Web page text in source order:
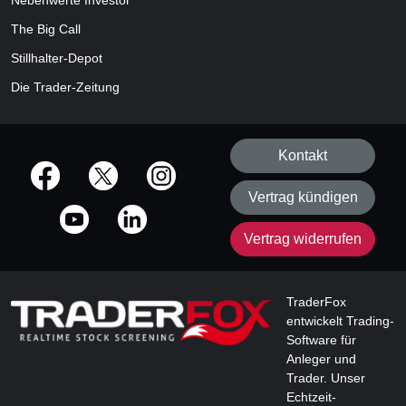
The Big Call
Stillhalter-Depot
Die Trader-Zeitung
offizielle Social Media-Accounts
Kontakt
Vertrag kündigen
Vertrag widerrufen
TraderFox
entwickelt Trading-
Software für
Anleger und
Trader. Unser
Echtzeit-